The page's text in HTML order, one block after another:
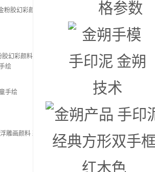
幻彩颜料手工
绘